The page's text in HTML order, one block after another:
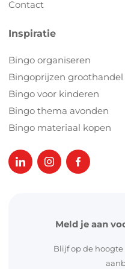
Contact
Inspiratie
Bingo organiseren
Bingoprijzen groothandel
Bingo voor kinderen
Bingo thema avonden
Bingo materiaal kopen
Meld je aan
Blijf op de